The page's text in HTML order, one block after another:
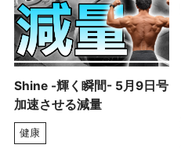
Shine -輝く瞬間- 5月9日号
加速させる減量
健康